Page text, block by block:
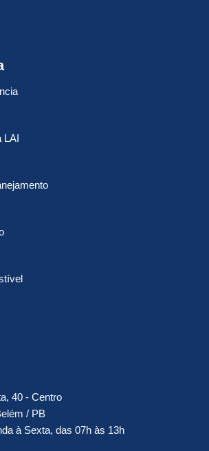
LAI
40 - Centro
/ PB
à Sexta, das 07h às 13h